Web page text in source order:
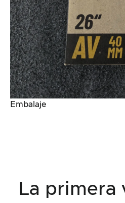
Embalaje
La primera